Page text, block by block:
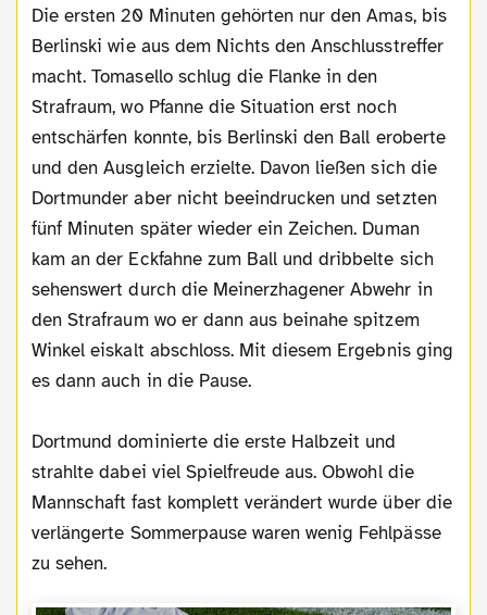
Die ersten 20 Minuten gehörten nur den Amas, bis
Berlinski wie aus dem Nichts den Anschlusstreffer
macht. Tomasello schlug die Flanke in den
Strafraum, wo Pfanne die Situation erst noch
entschärfen konnte, bis Berlinski den Ball eroberte
und den Ausgleich erzielte. Davon ließen sich die
Dortmunder aber nicht beeindrucken und setzten
fünf Minuten später wieder ein Zeichen. Duman
kam an der Eckfahne zum Ball und dribbelte sich
sehenswert durch die Meinerzhagener Abwehr in
den Strafraum wo er dann aus beinahe spitzem
Winkel eiskalt abschloss. Mit diesem Ergebnis ging
es dann auch in die Pause.
Dortmund dominierte die erste Halbzeit und
strahlte dabei viel Spielfreude aus. Obwohl die
Mannschaft fast komplett verändert wurde über die
verlängerte Sommerpause waren wenig Fehlpässe
zu sehen.